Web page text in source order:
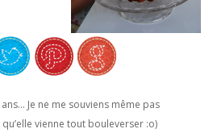
Je ne me souviens même pas
vienne tout bouleverser :o)